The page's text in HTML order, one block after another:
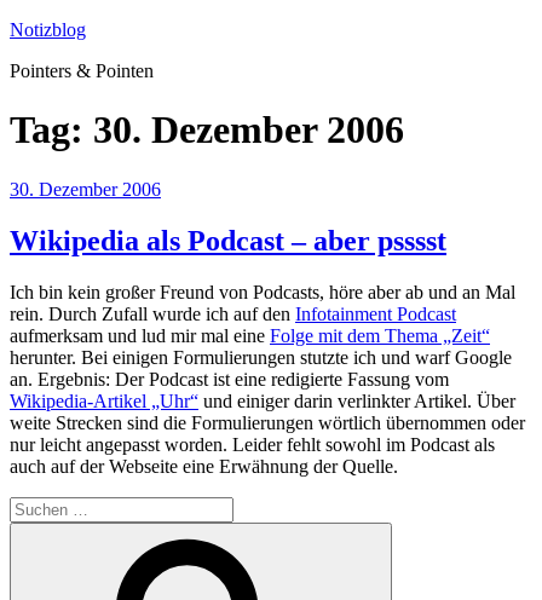
Zum
springen
Notizblog
Pointers & Pointen
Tag: 30. Dezember 2006
Veröffentlicht
30. Dezember 2006
Wikipedia als Podcast – aber psssst
Ich bin kein großer Freund von Podcasts, höre aber ab und an Mal
rein. Durch Zufall wurde ich auf den Infotainment Podcast
aufmerksam und lud mir mal eine Folge mit dem Thema „Zeit“
herunter. Bei einigen Formulierungen stutzte ich und warf Google
an. Ergebnis: Der Podcast ist eine redigierte Fassung vom
Wikipedia-Artikel „Uhr“ und einiger darin verlinkter Artikel. Über
weite Strecken sind die Formulierungen wörtlich übernommen oder
nur leicht angepasst worden. Leider fehlt sowohl im Podcast als
auch auf der Webseite eine Erwähnung der Quelle.
Suchen
nach: